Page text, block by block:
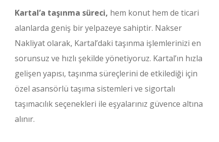
Kartal’a taşınma süreci, hem konut hem de ticari
alanlarda geniş bir yelpazeye sahiptir. Nakser
Nakliyat olarak, Kartal’daki taşınma işlemlerinizi en
sorunsuz ve hızlı şekilde yönetiyoruz. Kartal’ın hızla
gelişen yapısı, taşınma süreçlerini de etkilediği için
özel asansörlü taşıma sistemleri ve sigortalı
taşımacılık seçenekleri ile eşyalarınız güvence altına
alınır.